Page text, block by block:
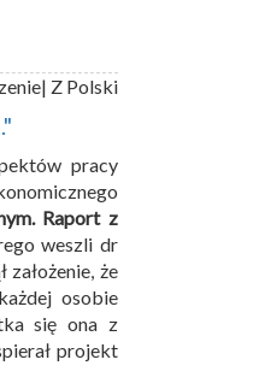
| Z Polski
pracy
Raport z
weszli dr
że
osobie
się ona z
projekt